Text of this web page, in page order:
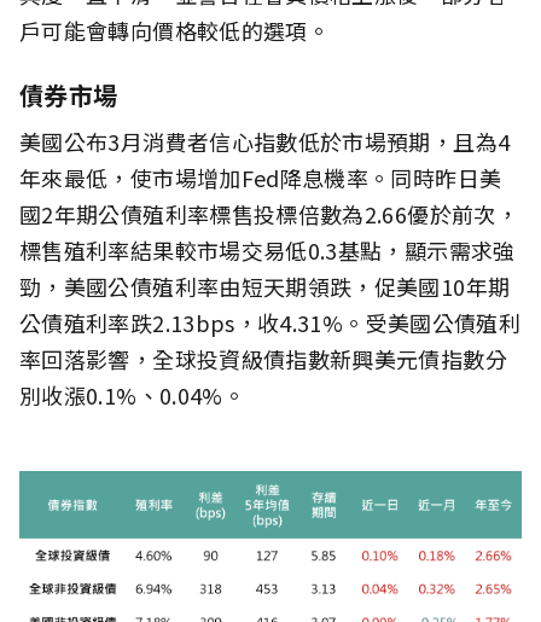
戶可能會轉向價格較低的選項。
債券市場
美國公布3月消費者信心指數低於市場預期，且為4
年來最低，使市場增加Fed降息機率。同時昨日美
國2年期公債殖利率標售投標倍數為2.66優於前次，
標售殖利率結果較市場交易低0.3基點，顯示需求強
勁，美國公債殖利率由短天期領跌，促美國10年期
公債殖利率跌2.13bps，收4.31%。受美國公債殖利
率回落影響，全球投資級債指數新興美元債指數分
別收漲0.1%、0.04%。